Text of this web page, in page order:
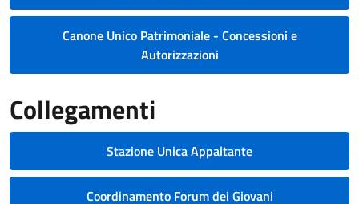
Canone Unico Patrimoniale - Concessioni e
Autorizzazioni
Collegamenti
Stazione Unica Appaltante
Coordinamento Forum dei Giovani